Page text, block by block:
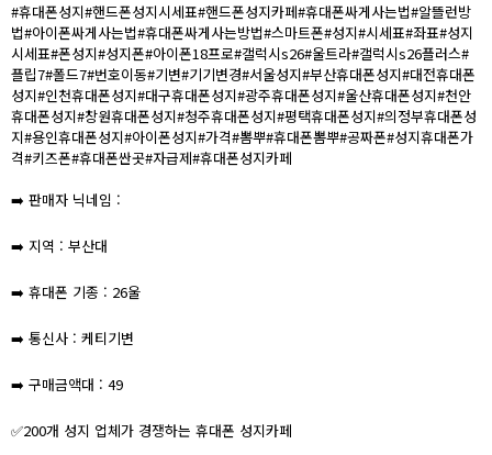
#휴대폰성지#핸드폰성지시세표#핸드폰성지카페#휴대폰싸게사는법#알뜰런방
법#아이폰싸게사는법#휴대폰싸게사는방법#스마트폰#성지#시세표#좌표#성지
시세표#폰성지#성지폰#아이폰18프로#갤럭시s26#울트라#갤럭시s26플러스#
플립7#폴드7#번호이동#기변#기기변경#서울성지#부산휴대폰성지#대전휴대폰
성지#인천휴대폰성지#대구휴대폰성지#광주휴대폰성지#울산휴대폰성지#천안
휴대폰성지#창원휴대폰성지#청주휴대폰성지#평택휴대폰성지#의정부휴대폰성
지#용인휴대폰성지#아이폰성지#가격#뽐뿌#휴대폰뽐뿌#공짜폰#성지휴대폰가
격#키즈폰#휴대폰싼곳#자급제#휴대폰성지카페
➡️ 판매자 닉네임 :
➡️ 지역 : 부산대
➡️ 휴대폰 기종 : 26울
➡️ 통신사 : 케티기변
➡️ 구매금액대 : 49
✅200개 성지 업체가 경쟁하는 휴대폰 성지카페